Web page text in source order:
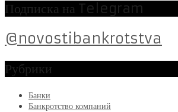
Подписка на Telegram
@novostibankrotstva
Рубрики
Банки
Банкротство компаний